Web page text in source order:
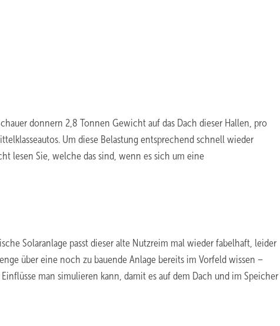
donnern 2,8 Tonnen Gewicht auf das Dach dieser Hallen, pro
Um diese Belastung entsprechend schnell wieder
lesen Sie, welche das sind, wenn es sich um eine
Solaranlage passt dieser alte Nutzreim mal wieder fabelhaft, leider
über eine noch zu bauende Anlage bereits im Vorfeld wissen –
man simulieren kann, damit es auf dem Dach und im Speicher